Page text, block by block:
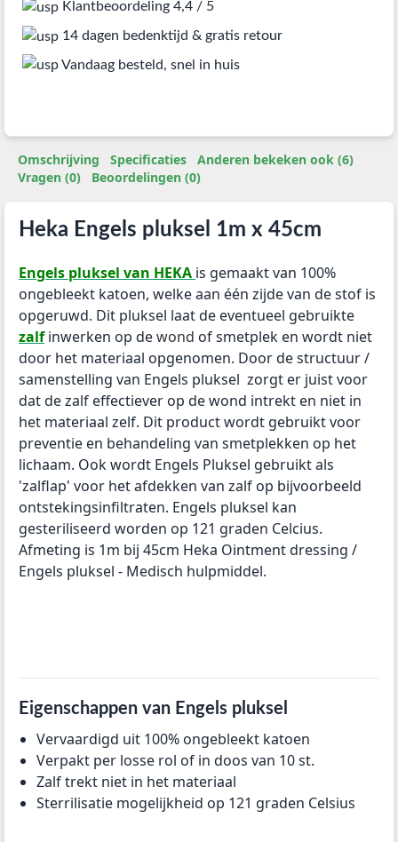
Klantbeoordeling 4,4 / 5
14 dagen bedenktijd & gratis retour
Vandaag besteld, snel in huis
Omschrijving Specificaties
Anderen bekeken ook (6)
Vragen (0)
Beoordelingen (0)
Heka Engels pluksel 1m x 45cm
Engels pluksel van HEKA is gemaakt van 100%
ongebleekt katoen, welke aan één zijde van de stof is
opgeruwd. Dit pluksel laat de eventueel gebruikte
zalfinwerken op dewond of smetplek en wordt niet
door het materiaal opgenomen. Door de structuur /
samenstelling van Engels pluksel zorgt er juist voor
dat de zalf effectiever op de wond intrekt en niet in
het materiaal zelf. Dit product wordt gebruikt voor
preventie en behandeling van smetplekken op het
lichaam. Ook wordt Engels Pluksel gebruikt als
'zalflap' voor het afdekken van zalf op bijvoorbeeld
ontstekingsinfiltraten. Engels pluksel kan
gesteriliseerd worden op 121 graden Celcius.
Afmeting is 1m bij 45cm Heka Ointment dressing /
Engels pluksel - Medisch hulpmiddel.
Eigenschappen van Engels pluksel
Vervaardigd uit 100% ongebleekt katoen
Verpakt per losse rol of in doos van 10 st.
Zalf trekt niet in het materiaal
Sterrilisatie mogelijkheid op 121 graden Celsius